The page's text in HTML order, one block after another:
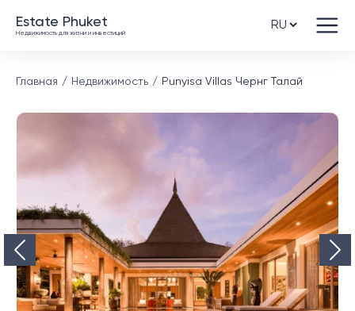
Estate Phuket
Недвижимость для жизни и инвестиций
Главная Недвижимость Punyisa Villas Чернг Талай